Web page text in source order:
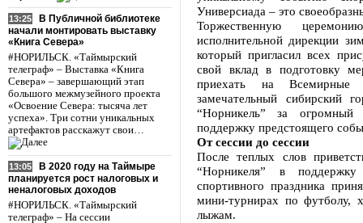
13:25
В Публичной библиотеке
начали монтировать выставку
«Книга Севера»
#НОРИЛЬСК. «Таймырский
телеграф» – Выставка «Книга
Севера» – завершающий этап
большого межмузейного проекта
«Освоение Севера: тысяча лет
успеха». Три сотни уникальных
артефактов расскажут свои…
13:05
В 2020 году на Таймыре
планируется рост налоговых и
неналоговых доходов
#НОРИЛЬСК. «Таймырский
телеграф» – На сессии
Универсиада – это
Торжественную
исполнительной дирекции
который пригласил всех
свой вклад в подготовку
приехать на Всемирные
замечательный сибирский
“Норникель” за огромный
поддержку предстоящего
От сессии до сессии
После теплых слов
“Норникеля” в
спортивного праздника
мини-турнирах по футболу,
лыжам.